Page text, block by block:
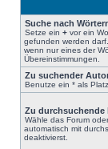
Suche nach
Setze ein + vor ein
gefunden werden
wenn nur eines der
Übereinstimmungen.
Zu suchender
Benutze ein * als
Zu durchsuchende
Wähle das Forum
automatisch mit
deaktivierst.